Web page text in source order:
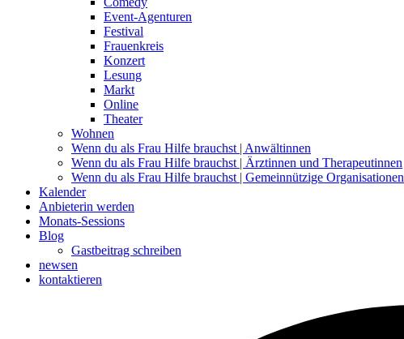
Event-Agenturen
Festival
Frauenkreis
Konzert
Lesung
Markt
Online
Theater
Wohnen
Wenn du als Frau Hilfe brauchst | Anwältinnen
Wenn du als Frau Hilfe brauchst | Ärztinnen und Therapeutinnen
Wenn du als Frau Hilfe brauchst | Gemeinnützige Organisationen
Kalender
Anbieterin werden
Monats-Sessions
Blog
Gastbeitrag schreiben
newsen
kontaktieren